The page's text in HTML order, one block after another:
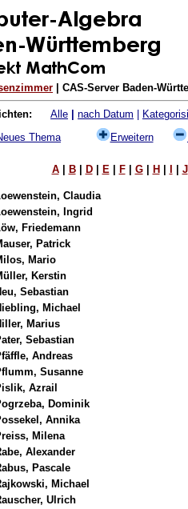
| CAS-Server Baden-
Alle nach Datum
Thema
Erweitern
A| B| D| E| F| G| H J
Claudia
Ingrid
Friedemann
Patrick
Mario
Kerstin
Sebastian
Michael
Marius
Sebastian
Andreas
Susanne
Azrail
Dominik
Annika
Milena
Alexander
Pascale
Michael
Ulrich